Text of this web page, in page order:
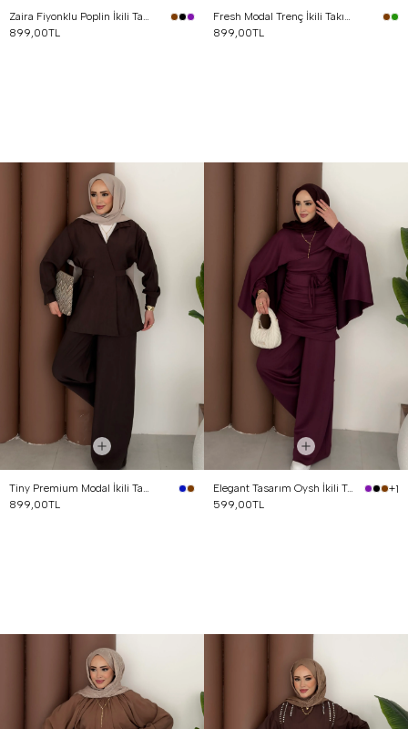
Zaira Fiyonklu Poplin İkili Takım Mürdüm
899,00TL
Fresh Modal Trenç İkili Takım Kahverengi
899,00TL
Tiny Premium Modal İkili Takım Kahverengi
899,00TL
Elegant Tasarım Oysh İkili Takım Mürdüm
+1
599,00TL